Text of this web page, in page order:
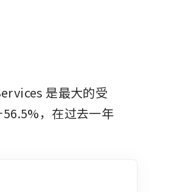
是最大的受
，在过去一年